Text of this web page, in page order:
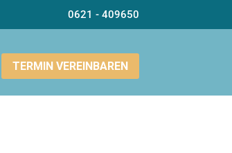
0621 - 409650
TERMIN VEREINBAREN